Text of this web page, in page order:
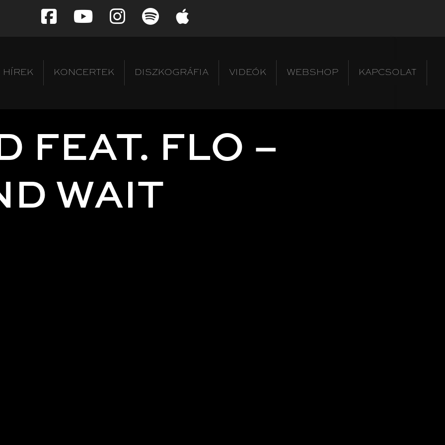
HÍREK KONCERTEK DISZKOGRÁFIA VIDEÓK WEBSHOP KAPCSOLAT
FEAT. FLO –
WAIT